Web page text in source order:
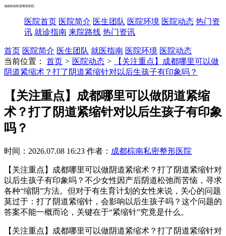
成都棕南私密整形医院
医院首页 医院简介 医生团队 医院环境 医院动态 热门资
讯 就诊指南 来院路线 热门资讯
首页 医院简介 医生团队 就医指南 医院环境 医院动态
当前位置： 首页 > 医院动态 >
【关注重点】成都哪里可以做
阴道紧缩术？打了阴道紧缩针对以后生孩子有印象吗？
【关注重点】成都哪里可以做阴道紧缩
术？打了阴道紧缩针对以后生孩子有印象
吗？
时间：2026.07.08 16:23 作者： 成都棕南私密整形医院
【关注重点】成都哪里可以做阴道紧缩术？打了阴道紧缩针对
以后生孩子有印象吗？不少女性因产后阴道松弛而苦恼，寻求
各种“缩阴”方法。但对于有生育计划的女性来说，关心的问题
莫过于：打了阴道紧缩针，会影响以后生孩子吗？这个问题的
答案不能一概而论，关键在于“紧缩针”究竟是什么。
【关注重点】成都哪里可以做阴道紧缩术？打了阴道紧缩针对